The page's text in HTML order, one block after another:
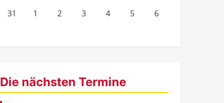
31 1 2 3 4 5 6
Die nächsten Termine